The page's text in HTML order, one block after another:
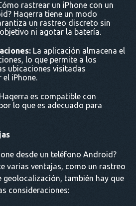
rastrear un iPhone con un
Haqerra tiene un modo
un rastreo discreto sin
ni agotar la batería.
La aplicación almacena el
lo que permite a los
ubicaciones visitadas
iPhone.
Haqerra es compatible con
lo que es adecuado para
desde un teléfono Android?
varias ventajas, como un rastreo
geolocalización, también hay que
consideraciones: